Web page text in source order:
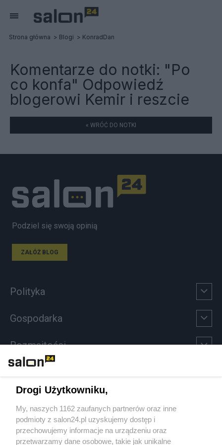
Strona główna Blogi KonradDan
Komentarze do notki: "Po
co konfa" Odpowiedź
blogerowi Kemir i reszcie
« WRÓĆ DO NOTKI
Podziel się swoją opinią
ZAŁÓŻ BLOG
Polityka
Gospodarka
Rozmaitości
Sport
Społeczeństwo
Drogi Użytkowniku,
My, naszych 1162 zaufanych partnerów oraz inne
podmioty z salon24.pl uzyskujemy dostęp i
przechowujemy informacje na urządzeniu oraz
przetwarzamy dane osobowe, takie jak unikalne